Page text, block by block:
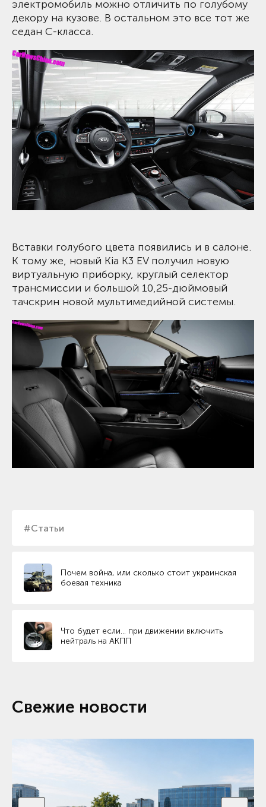
#Статьи
Почем война, или сколько стоит украинская
боевая техника
Что будет если… при движении включить
нейтраль на АКПП
электромобиль можно отличить по голубому
декору на кузове. В остальном это все тот же
седан С-класса.
Вставки голубого цвета появились и в салоне.
К тому же, новый Kia K3 EV получил новую
виртуальную приборку, круглый селектор
трансмиссии и большой 10,25-дюймовый
тачскрин новой мультимедийной системы.
Свежие новости